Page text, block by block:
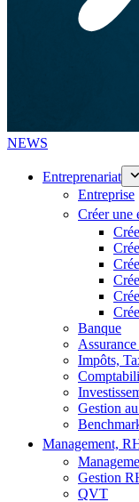
NEWS
Entreprenariat
Entreprise
Créer une
Banque
Impôts,
Gestion
Management,
Gestion
QVT